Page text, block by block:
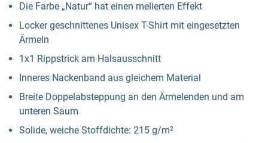
Die Farbe „Natur“ hat einen melierten Effekt
Locker geschnittenes Unisex T-Shirt mit eingesetzten
Ärmeln
1x1 Rippstrick am Halsausschnitt
Inneres Nackenband aus gleichem Material
Breite Doppelabsteppung an den Ärmelenden und am
unteren Saum
Solide, weiche Stoffdichte: 215 g/m²